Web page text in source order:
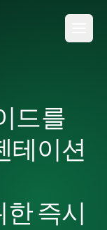
드를
테이션
즉시